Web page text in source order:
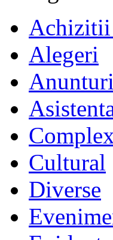
Alegeri
Anunturi
Cultural
Diverse